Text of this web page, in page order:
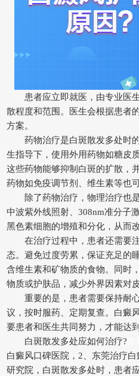
患者应立即就医，由专业医生
散程度和范围。医生会根据患者
方案。
药物治疗是白斑散发多处时的
生指导下，使用外用药物如糖皮
这些药物能够抑制白斑的扩散，
药物如免疫调节剂、维生素等也
除了药物治疗，物理治疗也是
中波紫外线照射、308nm准分子
黑色素细胞的增殖和分化，从而
在治疗过程中，患者还需要注
态。避免过度劳累，保证充足的
含维生素和矿物质的食物。同时
物质或护肤品，减少外界因素对
重要的是，患者需要保持耐心
议，按时服药、定期复查。白癜
要患者和医生共同努力，才能达
白斑散发多处应如何治疗?
白癜风口碑医院，2、东莞治疗
研究院，白斑散发多处时，患者